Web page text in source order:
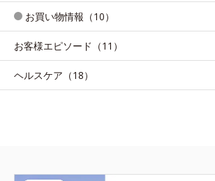
お買い物情報（10）
お客様エピソード（11）
ヘルスケア（18）